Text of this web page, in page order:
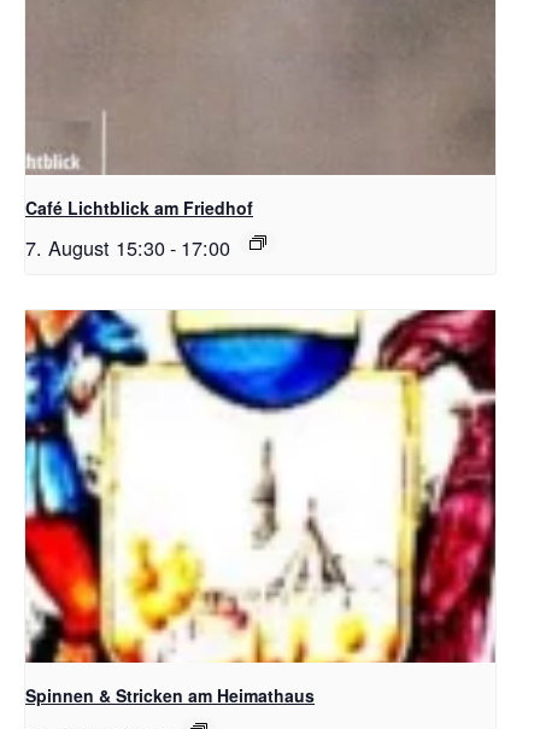
Café Lichtblick am Friedhof
7. August 15:30- 17:00
Spinnen & Stricken am Heimathaus